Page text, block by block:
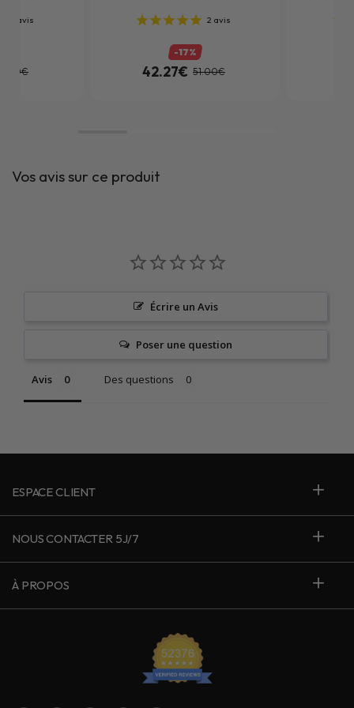
avis 2 avis
-17%
42.27€ 51.00€
Vos avis sur ce produit
Écrire un Avis
Poser une question
Avis Des questions
ESPACE CLIENT
NOUS CONTACTER 5J/7
À PROPOS